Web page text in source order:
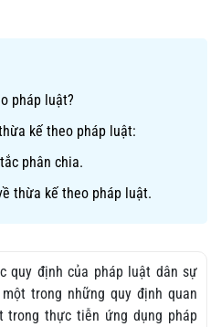
pháp luật?
kế theo pháp luật:
phân chia.
thừa kế theo pháp luật.
quy định của pháp luật dân sự
trong những quy định quan
trong thực tiễn ứng dụng pháp